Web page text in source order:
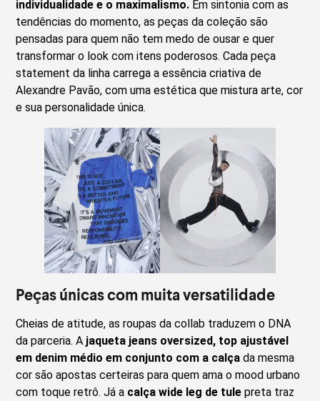
individualidade e o maximalismo. Em sintonia com as
tendências do momento, as peças da coleção são
pensadas para quem não tem medo de ousar e quer
transformar o look com itens poderosos. Cada peça
statement da linha carrega a essência criativa de
Alexandre Pavão, com uma estética que mistura arte, cor
e sua personalidade única.
Peças únicas com muita versatilidade
Cheias de atitude, as roupas da collab traduzem o DNA
da parceria. A jaqueta jeans oversized, top ajustável
em denim médio em conjunto com a calçada mesma
cor são apostas certeiras para quem ama o mood urbano
com toque retrô. Já a calça wide leg de tule preta traz